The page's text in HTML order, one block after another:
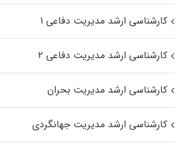
کارشناسی ارشد مدیریت دفاعی ۱
کارشناسی ارشد مدیریت دفاعی ۲
کارشناسی ارشد مدیریت بحران
کارشناسی ارشد مدیریت جهانگردی